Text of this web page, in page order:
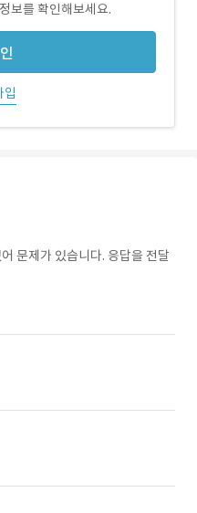
보를 확인해보세요.
입
문제가 있습니다. 응답을 전달